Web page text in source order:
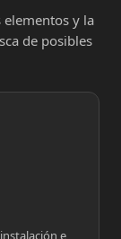
elementos y la
de posibles
e